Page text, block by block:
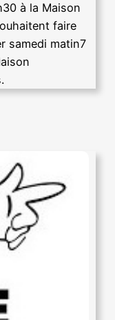
à la Maison
faire
samedi matin7